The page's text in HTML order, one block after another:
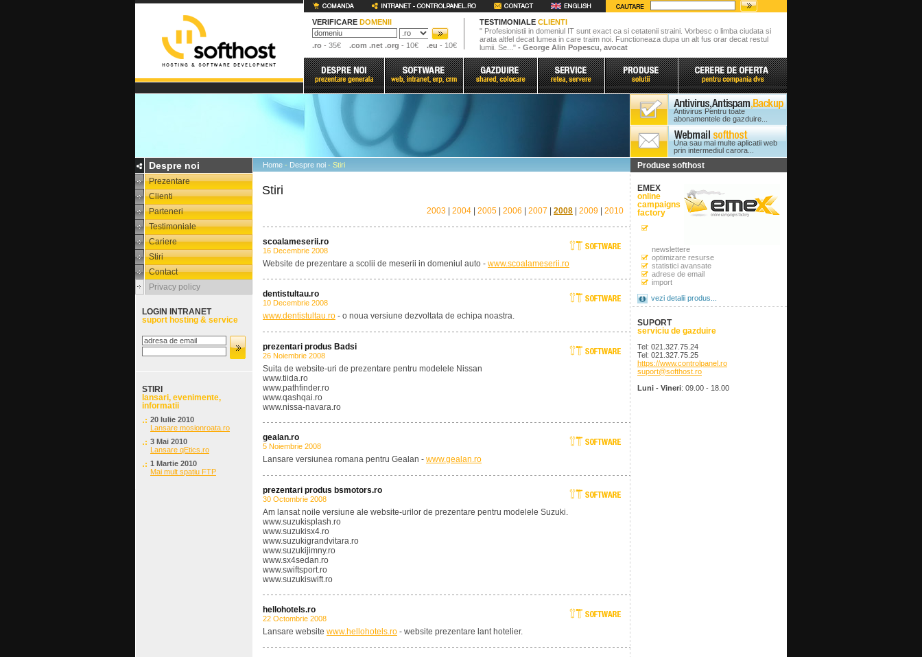
VERIFICARE DOMENII
.ro - 35€ .com .net .org - 10€ .eu - 10€
TESTIMONIALE CLIENTI
" Profesionistii in domeniul IT sunt exact ca si cetatenii straini. Vorbesc o limba ciudata si
arata altfel decat lumea in care traim noi. Functioneaza dupa un alt fus orar decat restul
lumii. Se..." - George Alin Popescu, avocat
Despre noi
Prezentare
Clienti
Parteneri
Testimoniale
Cariere
Stiri
Contact
Privacy policy
LOGIN INTRANET
suport hosting & service
STIRI
lansari, evenimente,
informatii
20 Iulie 2010
Lansare mosionroata.ro
3 Mai 2010
Lansare qEtics.ro
1 Martie 2010
Mai mult spatiu FTP
Home - Despre noi - Stiri
Stiri
2003 2004 2005 2006 2007 2008 2009 2010
scoalameserii.ro
16 Decembrie 2008
Website de prezentare a scolii de meserii in domeniul auto - www.scoalameserii.ro
dentistultau.ro
10 Decembrie 2008
www.dentistultau.ro - o noua versiune dezvoltata de echipa noastra.
prezentari produs Badsi
26 Noiembrie 2008
Suita de website-uri de prezentare pentru modelele Nissan
www.tiida.ro
www.pathfinder.ro
www.qashqai.ro
www.nissa-navara.ro
gealan.ro
5 Noiembrie 2008
Lansare versiunea romana pentru Gealan - www.gealan.ro
prezentari produs bsmotors.ro
30 Octombrie 2008
Am lansat noile versiune ale website-urilor de prezentare pentru modelele Suzuki.
www.suzukisplash.ro
www.suzukisx4.ro
www.suzukigrandvitara.ro
www.suzukijimny.ro
www.sx4sedan.ro
www.swiftsport.ro
www.suzukiswift.ro
hellohotels.ro
22 Octombrie 2008
Lansare website www.hellohotels.ro - website prezentare lant hotelier.
Antivirus Pentru toate
abonamentele de gazduire...
Una sau mai multe aplicatii web
prin intermediul carora...
Produse softhost
EMEX
online
campaigns
factory
newslettere
optimizare resurse
statistici avansate
adrese de email
import
vezi detalii produs...
SUPORT
serviciu de gazduire
Tel: 021.327.75.24
Tel: 021.327.75.25
https://www.controlpanel.ro
suport@softhost.ro
Luni - Vineri: 09.00 - 18.00